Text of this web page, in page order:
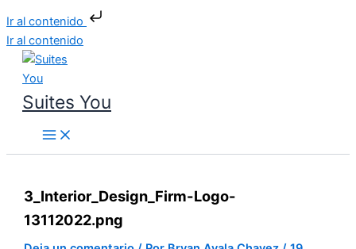
Ir al contenido
Ir al contenido
Suites You
3_Interior_Design_Firm-Logo-
13112022.png